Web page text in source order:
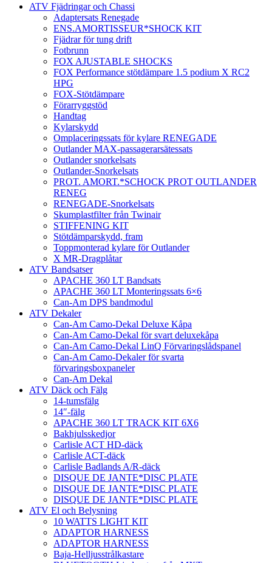
ATV Fjädringar och Chassi
Adaptersats Renegade
ENS.AMORTISSEUR*SHOCK KIT
Fjädrar för tung drift
Fotbrunn
FOX AJUSTABLE SHOCKS
FOX Performance stötdämpare 1.5 podium X RC2
HPG
FOX-Stötdämpare
Förarryggstöd
Handtag
Kylarskydd
Omplaceringssats för kylare RENEGADE
Outlander MAX-passagerarsätessats
Outlander snorkelsats
Outlander-Snorkelsats
PROT. AMORT.*SCHOCK PROT OUTLANDER
RENEG
RENEGADE-Snorkelsats
Skumplastfilter från Twinair
STIFFENING KIT
Stötdämparskydd, fram
Toppmonterad kylare för Outlander
X MR-Dragplåtar
ATV Bandsatser
APACHE 360 LT Bandsats
APACHE 360 LT Monteringssats 6×6
Can-Am DPS bandmodul
ATV Dekaler
Can-Am Camo-Dekal Deluxe Kåpa
Can-Am Camo-Dekal för svart deluxekåpa
Can-Am Camo-Dekal LinQ Förvaringslådspanel
Can-Am Camo-Dekaler för svarta
förvaringsboxpaneler
Can-Am Dekal
ATV Däck och Fälg
14-tumsfälg
14″-fälg
APACHE 360 LT TRACK KIT 6X6
Bakhjulsskedjor
Carlisle ACT HD-däck
Carlisle ACT-däck
Carlisle Badlands A/R-däck
DISQUE DE JANTE*DISC PLATE
DISQUE DE JANTE*DISC PLATE
DISQUE DE JANTE*DISC PLATE
ATV El och Belysning
10 WATTS LIGHT KIT
ADAPTOR HARNESS
ADAPTOR HARNESS
Baja-Helljusstrålkastare